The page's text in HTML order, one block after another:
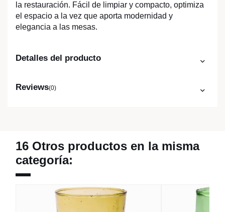
la restauración. Fácil de limpiar y compacto, optimiza
el espacio a la vez que aporta modernidad y
elegancia a las mesas.
Detalles del producto
Reviews(0)
16 Otros productos en la misma
categoría: